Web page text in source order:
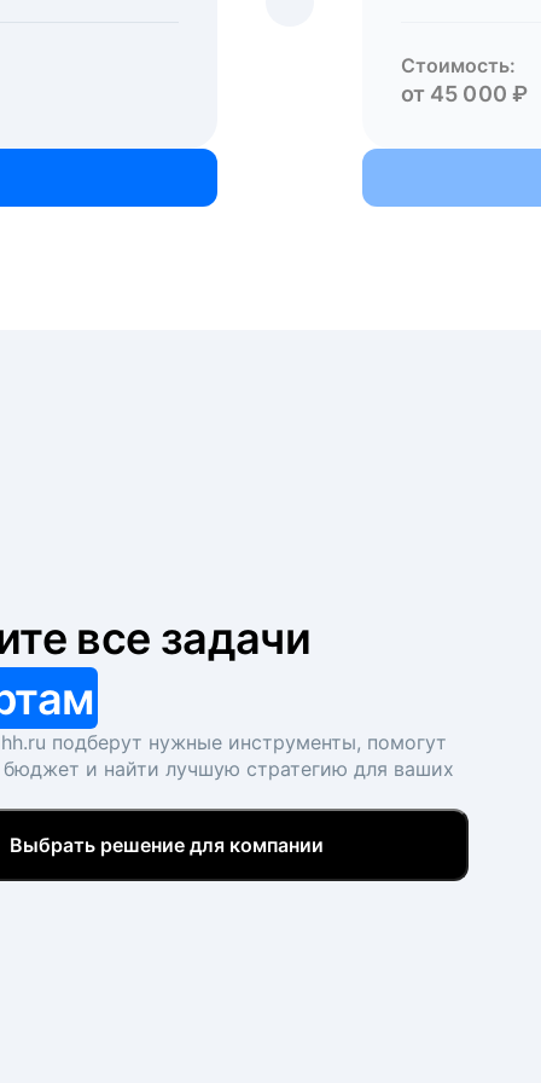
Стоимость:
от 45 000 ₽
все задачи
подберут нужные инструменты, помогут
бюджет и найти лучшую стратегию для ваших
Выбрать решение для компании